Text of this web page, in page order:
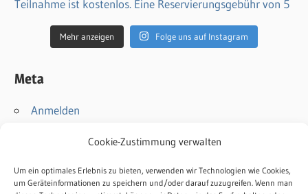
Cookie-Zustimmung verwalten
Um ein optimales Erlebnis zu bieten, verwenden wir Technologien wie Cookies,
um Geräteinformationen zu speichern und/oder darauf zuzugreifen. Wenn man
Mehr anzeigen Folge uns auf Instagram
Meta
Anmelden
Kommentar-Feed
WordPress.org